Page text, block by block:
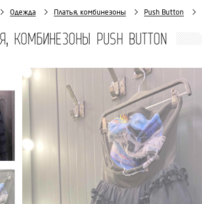
Одежда Платья, комбинезоны Push Button
КОМБИНЕЗОНЫ PUSH BUTTON